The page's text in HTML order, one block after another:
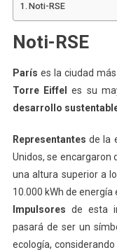
Noti-RSE
Noti-RSE
París es la ciudad
Torre Eiffel
es su
desarrollo
Representantes de la
Unidos, se encargaron
una altura superior a
10.000 kWh de
Impulsores de esta
pasará de ser un
ecología,